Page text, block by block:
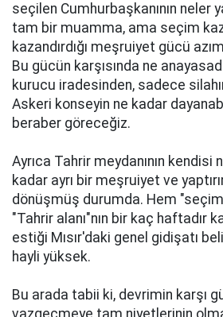
seçilen Cumhurbaşkanının neler
tam bir muamma, ama seçim
kazandırdığı meşruiyet gücü
Bu gücün karşısında ne
kurucu iradesinden, sadece
Askeri konseyin ne kadar
beraber göreceğiz.
Ayrıca Tahrir meydanının
kadar ayrı bir meşruiyet ve
dönüşmüş durumda. Hem
"Tahrir alanı"nın bir kaç haftadır
estiği Mısır'daki genel gidişatı
hayli yüksek.
Bu arada tabii ki, devrimin karşı
vazgeçmeye tam niyetlerinin